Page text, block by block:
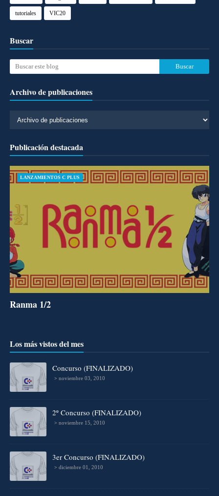
tutoriales VIC20
Buscar
Archivo de publicaciones
Publicación destacada
LANZAMIENTOS C PLUS
Ranma 1/2
Los más vistos del mes
Concurso (FINALIZADO)
noviembre 03, 2010
2º Concurso (FINALIZADO)
noviembre 15, 2010
3er Concurso (FINALIZADO)
diciembre 01, 2010